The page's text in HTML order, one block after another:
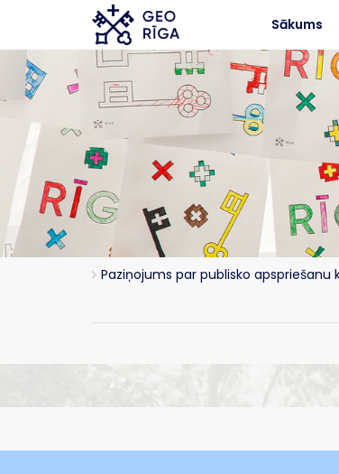
Skip to main content
Sākums
Paziņojums par publisko apspriešanu